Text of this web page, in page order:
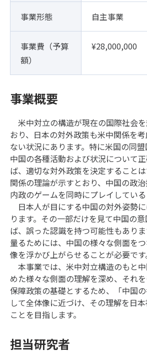
事業形態 自主事業
事業費（予算
額）
¥28,000,000
事業概要
米中対立の構造が現在の国際社会
おり、日本の対外政策も米中関係を
ない状況にあります。特に米国の同盟
中国の各種活動および状況について
ば、適切な対外政策を決定すること
関係の理論が示すとおり、中国の政
内政のゲームを同時にプレイしている
日本人が目にする中国の対外姿勢
ります。その一部だけを見て中国の
ば、誤った認識を持つ可能性もあり
量るためには、中国の様々な側面を
像を浮かび上がらせることが必要です
本事業では、米中対立構造のもと
めた様々な側面の理解を深め、それ
保障政策の基礎とするため、「中国
して全体像に近づけ、その理解を日
ことを目指します。
担当研究者